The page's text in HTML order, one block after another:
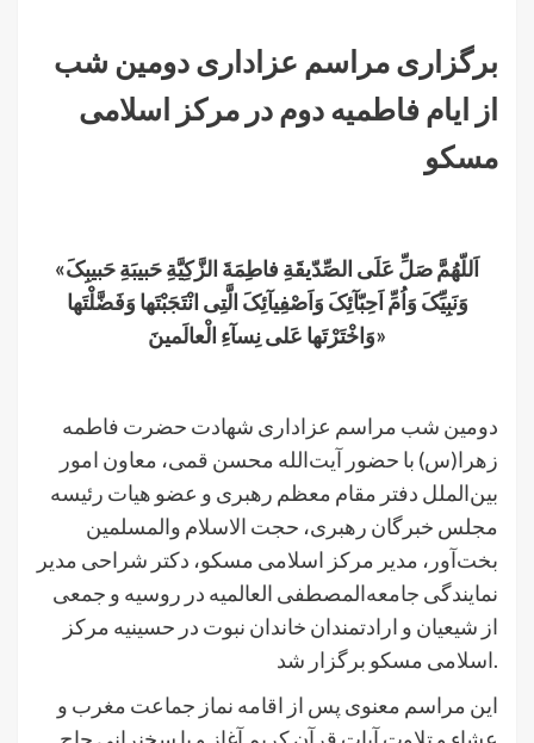
برگزاری مراسم عزاداری دومین شب
از ایام فاطمیه دوم در مرکز اسلامی
مسکو
«اَللّهُمَّ صَلِّ عَلَى الصِّدّیقَةِ فاطِمَةَ الزَّکِیَّةِ حَبیبَةِ حَبیبِکَ
وَنَبِیِّکَ وَاُمِّ اَحِبّآئِکَ وَاَصْفِیآئِکَ الَّتِى انْتَجَبْتَها وَفَضَّلْتَها
وَاخْتَرْتَها عَلى نِسآءِ الْعالَمینَ»
دومین شب مراسم عزاداری شهادت حضرت فاطمه
زهرا(س) با حضور آیت‌الله محسن قمی، معاون امور
بین‌الملل دفتر مقام معظم رهبری و عضو هیات رئیسه
مجلس خبرگان رهبری، حجت الاسلام والمسلمین
بخت‌آور، مدیر مرکز اسلامی مسکو، دکتر شراحی مدیر
نمایندگی جامعه‌المصطفی العالمیه در روسیه و جمعی
از شیعیان و ارادتمندان خاندان نبوت در حسینیه مرکز
اسلامی مسکو برگزار شد.
این مراسم معنوی پس از اقامه نماز جماعت مغرب و